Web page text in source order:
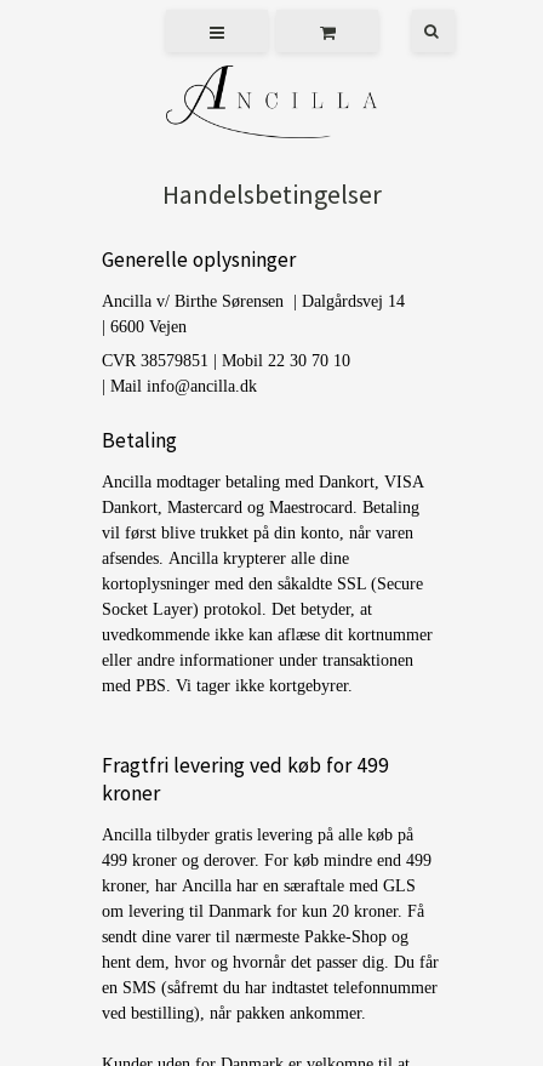
Handelsbetingelser
Generelle oplysninger
Ancilla v/ Birthe Sørensen | Dalgårdsvej 14
| 6600 Vejen
CVR 38579851 | Mobil 22 30 70 10
| Mail info@ancilla.dk
Betaling
Ancilla modtager betaling med Dankort, VISA
Dankort, Mastercard og Maestrocard. Betaling
vil først blive trukket på din konto, når varen
afsendes. Ancilla krypterer alle dine
kortoplysninger med den såkaldte SSL (Secure
Socket Layer) protokol. Det betyder, at
uvedkommende ikke kan aflæse dit kortnummer
eller andre informationer under transaktionen
med PBS. Vi tager ikke kortgebyrer.
Fragtfri levering ved køb for 499
kroner
Ancilla tilbyder gratis levering på alle køb på
499 kroner og derover. For køb mindre end 499
kroner, har Ancilla har en særaftale med GLS
om levering til Danmark for kun 20 kroner. Få
sendt dine varer til nærmeste Pakke-Shop og
hent dem, hvor og hvornår det passer dig. Du får
en SMS (såfremt du har indtastet telefonnummer
ved bestilling), når pakken ankommer.